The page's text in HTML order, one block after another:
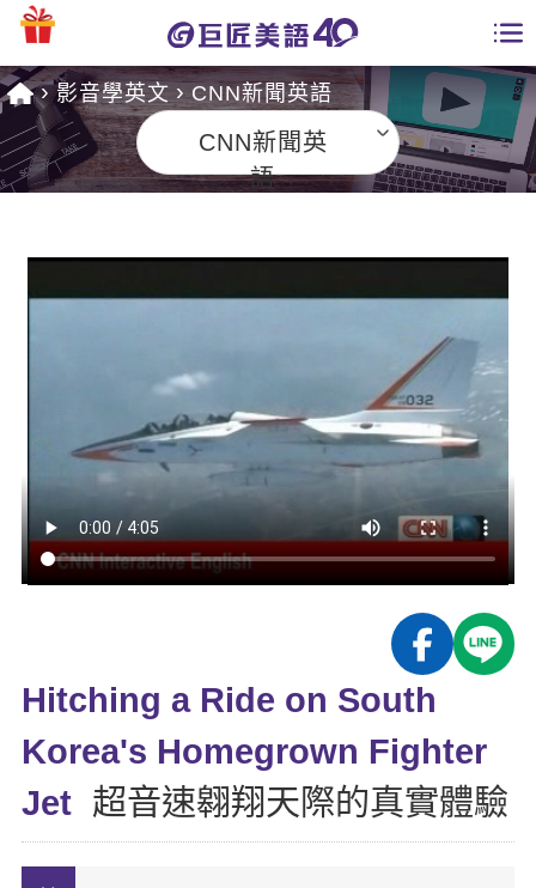
課程總覽
英文檢定
TOEIC 多益課程
IELTS 雅思課程
能力養成
自然發音
開口溜英文
旅遊英文
基礎字彙
情境閱讀
特色課程
英語俱樂部
ECAM
Let's Talk
日語
韓語
西班牙語
更多
一對一家教
企業訓練
全國分校
英文部落格
多益秒學堂
影音學英文
師資團隊
學習分享
學員故事
活動花絮
校園贊助
學員專區
Recruiting
影音學英文 CNN新聞英語
CNN新聞英
語
Hitching a Ride on South
Korea's Homegrown Fighter
Jet 超音速翱翔天際的真實體驗